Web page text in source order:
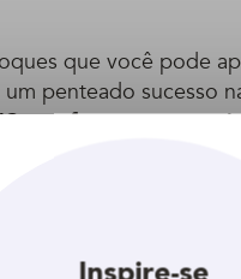
que você pode
penteado sucesso
fazer coque
usar um coque
chamado
ideal para